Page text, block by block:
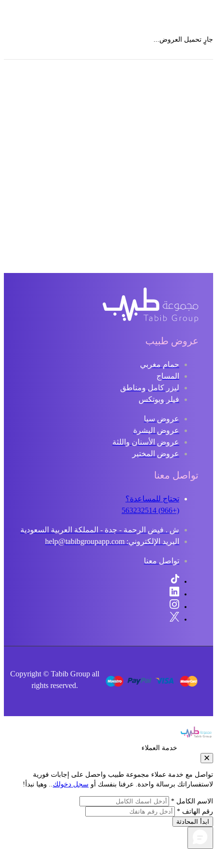
تحميل العروض...
عروض طبيب
حمام مغربي
المساج
ليزر كامل ومناطق
فيلر وبوتكس
عروض سبا
عروض البشرة
عروض الأسنان واللثة
عروض المختبر
تواصل معنا
تحتاج للمساعدة؟
ش . فيض الرحمة - جدة - المملكة العربية السعودية
البريد الإلكتروني: help@tabibgroupapp.com
تواصل معنا
Copyright © Tabib Group all
rights reserved.
خدمة العملاء
مع خدمة عملاء مجموعة طبيب واحصل على إجابات فورية
برسالة واحدة. عرفنا بنفسك أوسجل دخولك.. وهيا نبدأ!
الكامل *
الهاتف *
المحادثة